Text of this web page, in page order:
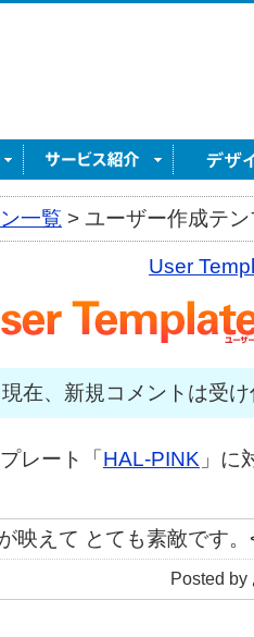
一覧 > ユーザー作成テ
User
在、新規コメントは受
レート「 HAL-PINK 」に
映えて とても素敵です
Posted by